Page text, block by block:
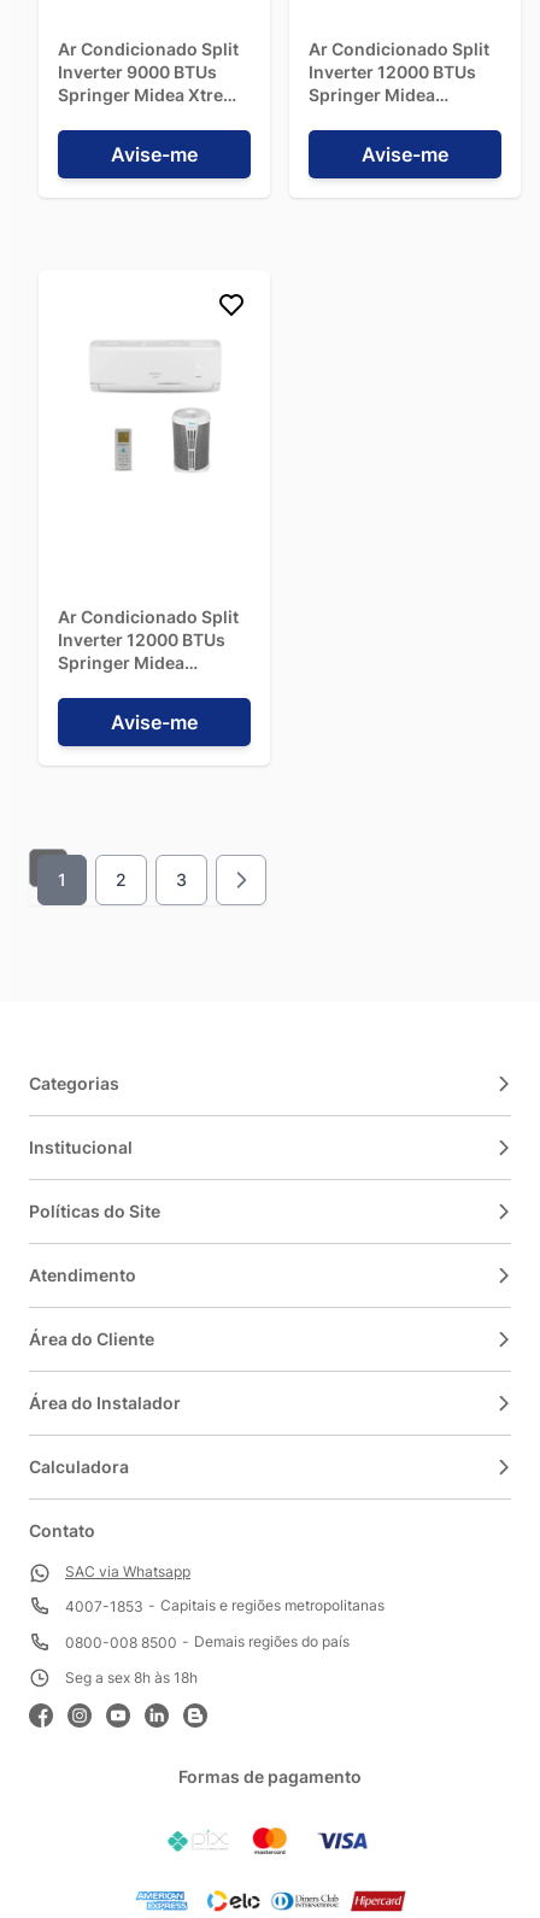
Ar Condicionado Split
Inverter 9000 BTUs
Springer Midea Xtreme
42AGCA09M5 220V
Avise-me
Ar Condicionado Split
Inverter 12000 BTUs
Springer Midea
42AFVCH12S8 - 110V
Avise-me
Ar Condicionado Split
Inverter 12000 BTUs
Springer Midea
Quente/Frio
42AFVQH12S5 - 220V
Avise-me
Você esta lendo a pagina
1 Página
2 Página
3
Categorias
Institucional
Políticas do Site
Atendimento
Área do Cliente
Área do Instalador
Calculadora
Contato
SAC via Whatsapp
4007-1853
Capitais e regiões metropolitanas
0800-008 8500
Demais regiões do país
Seg a sex 8h às 18h
Formas de pagamento